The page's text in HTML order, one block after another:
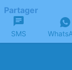
Partager
SMS